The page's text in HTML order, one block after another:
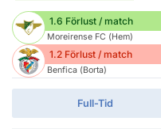
1.6 Förlust / match
Moreirense FC (Hem)
1.2 Förlust / match
Benfica (Borta)
Full-Tid